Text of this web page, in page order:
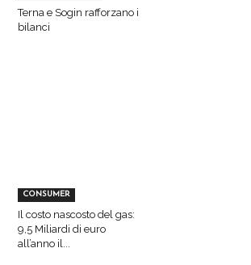
Terna e Sogin rafforzano i
bilanci
CONSUMER
Il costo nascosto del gas:
9,5 Miliardi di euro
all’anno il...